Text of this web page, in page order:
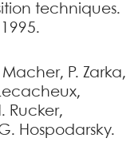
techniques.
P. Zarka,
Rucker,
Hospodarsky.